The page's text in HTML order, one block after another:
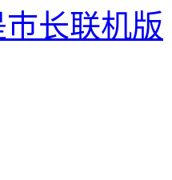
长联机版